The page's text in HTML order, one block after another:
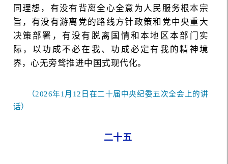
同理想，有没有背离全心全意为人民服务根本宗
旨，有没有游离党的路线方针政策和党中央重大
决策部署，有没有脱离国情和本地区本部门实
际，以功成不必在我、功成必定有我的精神境
界，心无旁骛推进中国式现代化。
（2026年1月12日在二十届中央纪委五次全会上的讲
话）
二十五